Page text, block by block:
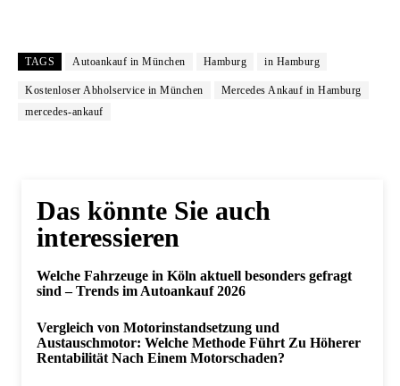
TAGS Autoankauf in München Hamburg in Hamburg
Kostenloser Abholservice in München
Mercedes Ankauf in Hamburg
mercedes-ankauf
Das könnte Sie auch
interessieren
Welche Fahrzeuge in Köln aktuell besonders gefragt
sind – Trends im Autoankauf 2026
Vergleich von Motorinstandsetzung und
Austauschmotor: Welche Methode Führt Zu Höherer
Rentabilität Nach Einem Motorschaden?